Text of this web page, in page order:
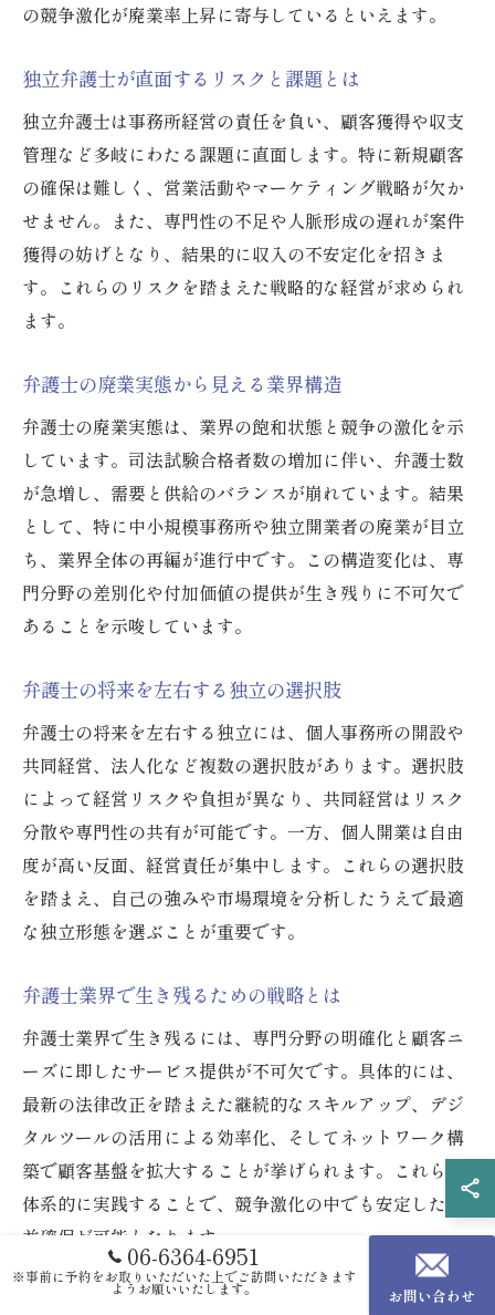
の競争激化が廃業率上昇に寄与しているといえます。
独立弁護士が直面するリスクと課題とは
独立弁護士は事務所経営の責任を負い、顧客獲得や収支
管理など多岐にわたる課題に直面します。特に新規顧客
の確保は難しく、営業活動やマーケティング戦略が欠か
せません。また、専門性の不足や人脈形成の遅れが案件
獲得の妨げとなり、結果的に収入の不安定化を招きま
す。これらのリスクを踏まえた戦略的な経営が求められ
ます。
弁護士の廃業実態から見える業界構造
弁護士の廃業実態は、業界の飽和状態と競争の激化を示
しています。司法試験合格者数の増加に伴い、弁護士数
が急増し、需要と供給のバランスが崩れています。結果
として、特に中小規模事務所や独立開業者の廃業が目立
ち、業界全体の再編が進行中です。この構造変化は、専
門分野の差別化や付加価値の提供が生き残りに不可欠で
あることを示唆しています。
弁護士の将来を左右する独立の選択肢
弁護士の将来を左右する独立には、個人事務所の開設や
共同経営、法人化など複数の選択肢があります。選択肢
によって経営リスクや負担が異なり、共同経営はリスク
分散や専門性の共有が可能です。一方、個人開業は自由
度が高い反面、経営責任が集中します。これらの選択肢
を踏まえ、自己の強みや市場環境を分析したうえで最適
な独立形態を選ぶことが重要です。
弁護士業界で生き残るための戦略とは
弁護士業界で生き残るには、専門分野の明確化と顧客ニ
ーズに即したサービス提供が不可欠です。具体的には、
最新の法律改正を踏まえた継続的なスキルアップ、デジ
タルツールの活用による効率化、そしてネットワーク構
築で顧客基盤を拡大することが挙げられます。これらを
体系的に実践することで、競争激化の中でも安定した収
益確保が可能となります。
廃業リスクに備える弁護士の働き方改革
06-6364-6951
※事前に予約をお取りいただいた上でご訪問いただきます
ようお願いいたします。 お問い合わせ